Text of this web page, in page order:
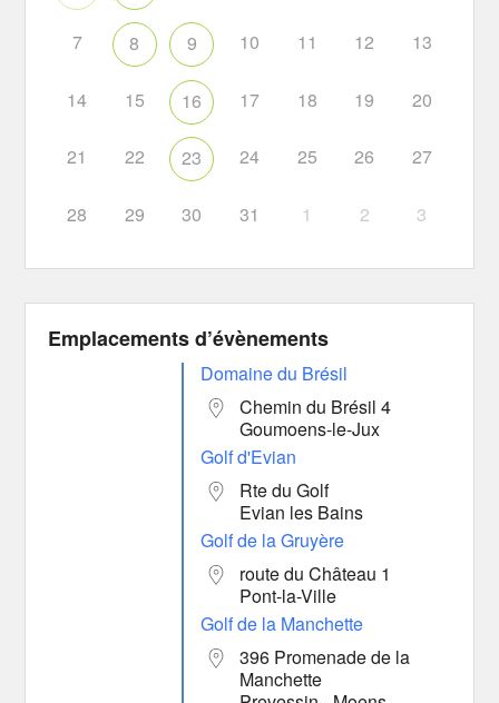
7 8 9 10 11 12 13
14 15 16 17 18 19 20
21 22 23 24 25 26 27
28 29 30 31 1 2 3
Emplacements d’évènements
Domaine du Brésil
Chemin du Brésil 4
Goumoens-le-Jux
Golf d'Evian
Rte du Golf
Evian les Bains
Golf de la Gruyère
route du Château 1
Pont-la-Ville
Golf de la Manchette
396 Promenade de la
Manchette